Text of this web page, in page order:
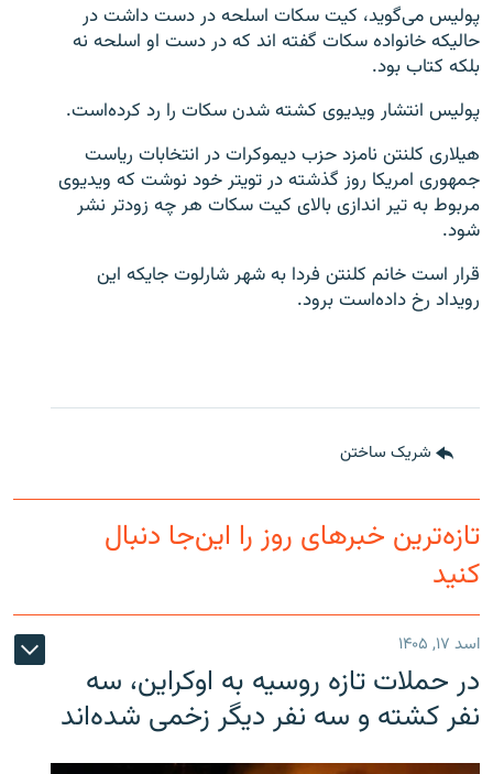
پولیس می‌گوید، کیت سکات اسلحه در دست داشت در
حالیکه خانواده سکات گفته اند که در دست او اسلحه نه
بلکه کتاب بود.
پولیس انتشار ویدیوی کشته شدن سکات را رد کرده‌است.
هیلاری کلنتن نامزد حزب دیموکرات در انتخابات ریاست
جمهوری امریکا روز گذشته در تویتر خود نوشت که ویدیوی
مربوط به تیر اندازی بالای کیت سکات هر چه زودتر نشر
شود.
قرار است خانم کلنتن فردا به شهر شارلوت جایکه این
رویداد رخ داده‌است برود.
شریک ساختن
تازه‌ترین خبرهای روز را این‌جا دنبال
کنید
اسد ۱۷, ۱۴۰۵
در حملات تازه روسیه به اوکراین، سه
نفر کشته و سه نفر دیگر زخمی شده‌اند